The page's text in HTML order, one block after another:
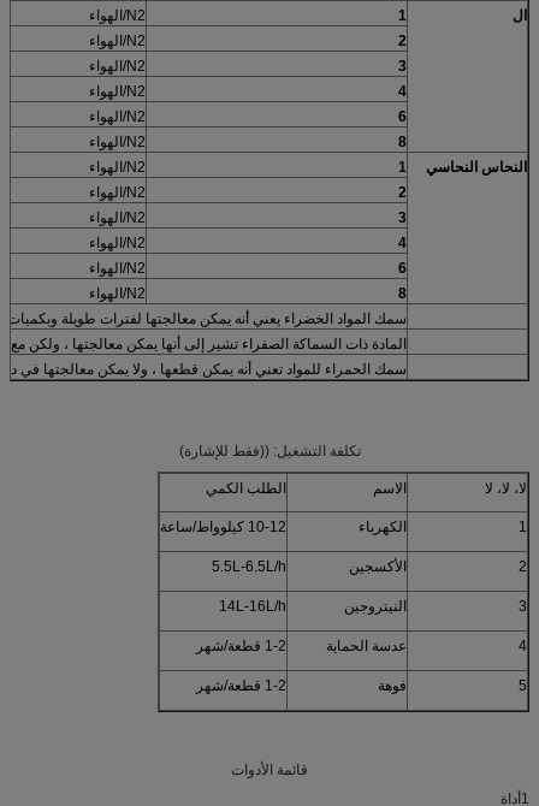
ال
1
N2/الهواء
2
N2/الهواء
3
N2/الهواء
4
N2/الهواء
6
N2/الهواء
8
N2/الهواء
النحاس النحاسي
1
N2/الهواء
2
N2/الهواء
3
N2/الهواء
4
N2/الهواء
6
N2/الهواء
8
N2/الهواء
سمك المواد الخضراء يعني أنه يمكن معالجتها لفترات طويلة وبكميات
المادة ذات السماكة الصفراء تشير إلى أنها يمكن معالجتها ، ولكن
سمك الحمراء للمواد تعني أنه يمكن قطعها ، ولا يمكن معالجتها في
تكلفة التشغيل: ((فقط للإشارة)
لا، لا، لا الاسم الطلب الكمي
1 الكهرباء 10-12 كيلوواط/ساعة
2 الأكسجين 5.5L-6.5L/h
3 النيتروجين 14L-16L/h
4 عدسة الحماية 1-2 قطعة/شهر
5 فوهة 1-2 قطعة/شهر
قائمة الأدوات
1أداة